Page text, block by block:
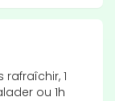
1
ou 1h